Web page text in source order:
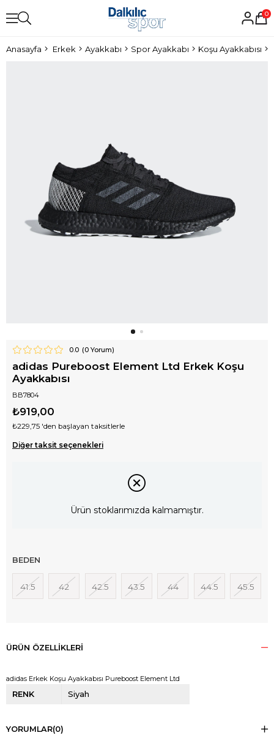
0
Anasayfa Erkek Ayakkabı Spor Ayakkabı Koşu Ayakkabısı
0.0 (0Yorum)
adidas Pureboost Element Ltd Erkek Koşu
Ayakkabısı
BB7804
₺919,00
₺229,75 'den başlayan taksitlerle
Diğer taksit seçenekleri
Ürün stoklarımızda kalmamıştır.
BEDEN
41.5 42 42.5 43.5 44 44.5 45.5
ÜRÜN ÖZELLIKLERI
adidas Erkek Koşu Ayakkabısı Pureboost Element Ltd
RENK Siyah
YORUMLAR(0)